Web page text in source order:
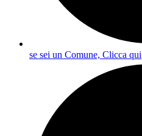
se sei un Comune, Clicca qui